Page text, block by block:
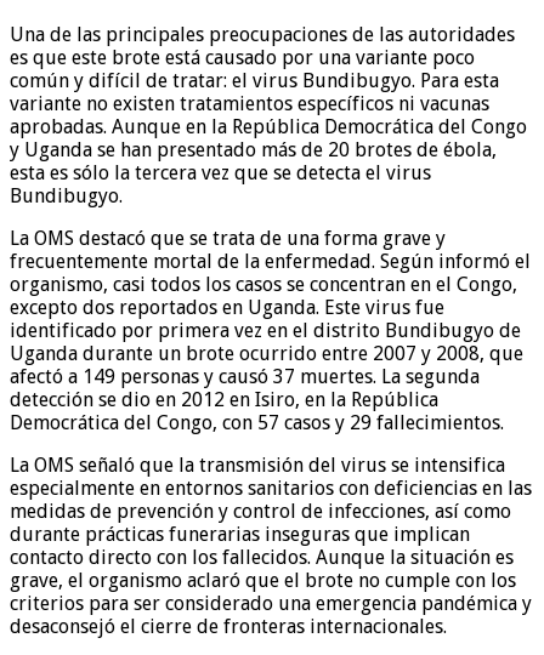
Una de las principales preocupaciones de las autoridades
es que este brote está causado por una variante poco
común y difícil de tratar: el virus Bundibugyo. Para esta
variante no existen tratamientos específicos ni vacunas
aprobadas. Aunque en la República Democrática del Congo
y Uganda se han presentado más de 20 brotes de ébola,
esta es sólo la tercera vez que se detecta el virus
Bundibugyo.
La OMS destacó que se trata de una forma grave y
frecuentemente mortal de la enfermedad. Según informó el
organismo, casi todos los casos se concentran en el Congo,
excepto dos reportados en Uganda. Este virus fue
identificado por primera vez en el distrito Bundibugyo de
Uganda durante un brote ocurrido entre 2007 y 2008, que
afectó a 149 personas y causó 37 muertes. La segunda
detección se dio en 2012 en Isiro, en la República
Democrática del Congo, con 57 casos y 29 fallecimientos.
La OMS señaló que la transmisión del virus se intensifica
especialmente en entornos sanitarios con deficiencias en las
medidas de prevención y control de infecciones, así como
durante prácticas funerarias inseguras que implican
contacto directo con los fallecidos. Aunque la situación es
grave, el organismo aclaró que el brote no cumple con los
criterios para ser considerado una emergencia pandémica y
desaconsejó el cierre de fronteras internacionales.